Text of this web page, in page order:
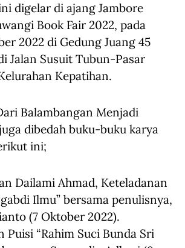
digelar di ajang Jambore
Book Fair 2022, pada
2022 di Gedung Juang 45
Jalan Susuit Tubun-Pasar
Kepatihan.
Balambangan Menjadi
dibedah buku-buku karya
ini;
Dailami Ahmad, Keteladanan
Ilmu” bersama penulisnya,
(7 Oktober 2022).
Puisi “Rahim Suci Bunda Sri